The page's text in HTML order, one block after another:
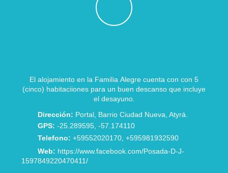
El alojamiento en la Familia Alegre cuenta con con 5
(cinco) habitaciiones para un buen descanso que incluye
el desayuno.
Dirección: Portal, Barrio Ciudad Nueva, Atyrá.
GPS: -25.289595, -57.174110
Telefono: +59552020170, +595981932590
Web: https://www.facebook.com/Posada-D-J-
1597849220470411/